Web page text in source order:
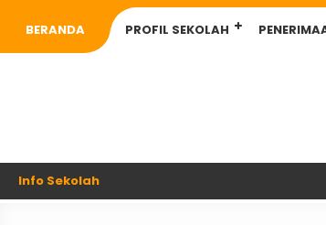
BERANDA PROFIL SEKOLAH
Info Sekolah